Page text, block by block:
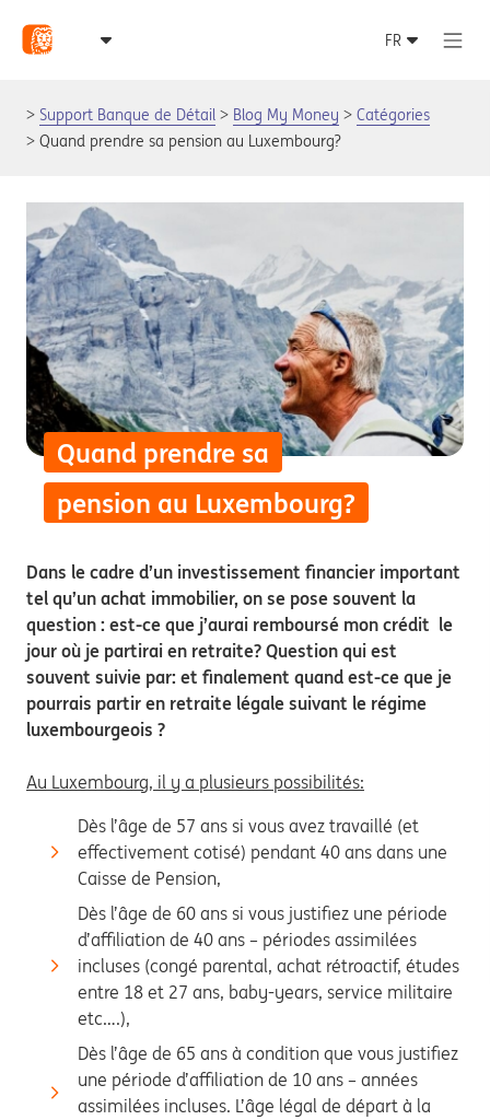
Support Banque de Détail Blog My Money
Catégories
Quand prendre sa pension au Luxembourg?
Quand prendre sa
pension au Luxembourg?
Dans le cadre d’un investissement financier important
tel qu’un achat immobilier, on se pose souvent la
question : est-ce que j’aurai remboursé mon crédit le
jour où je partirai en retraite? Question qui est
souvent suivie par: et finalement quand est-ce que je
pourrais partir en retraite légale suivant le régime
luxembourgeois ?
Au Luxembourg, il y a plusieurs possibilités:
Dès l’âge de 57 ans si vous avez travaillé (et
effectivement cotisé) pendant 40 ans dans une
Caisse de Pension,
Dès l’âge de 60 ans si vous justifiez une période
d’affiliation de 40 ans – périodes assimilées
incluses (congé parental, achat rétroactif, études
entre 18 et 27 ans, baby-years, service militaire
etc….),
Dès l’âge de 65 ans à condition que vous justifiez
une période d’affiliation de 10 ans – années
assimilées incluses. L’âge légal de départ à la